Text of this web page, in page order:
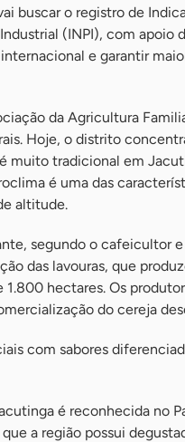
buscar o registro de
(INPI), com apoio
e garantir
da Agricultura
Hoje, o distrito
muito tradicional em
é uma das
altitude.
segundo o cafeicultor
das lavouras, que
1.800 hectares. Os
do cereja
com sabores
é reconhecida no
a região possui